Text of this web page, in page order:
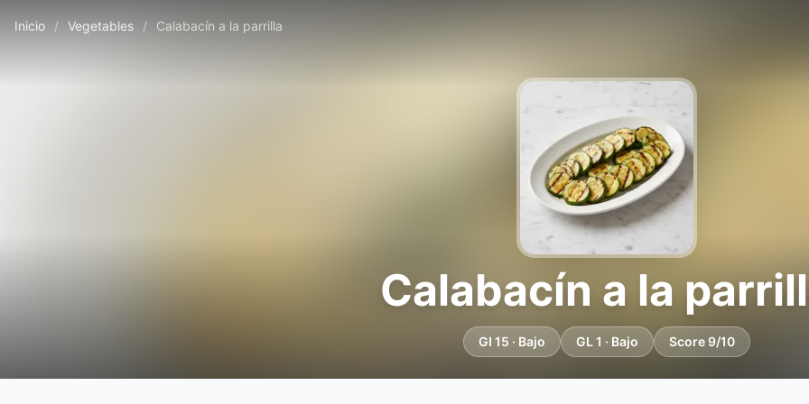
Inicio / Vegetables / Calabacín a la parrilla
Calabacín a la
GI 15 · Bajo GL 1 · Bajo Score 9/10